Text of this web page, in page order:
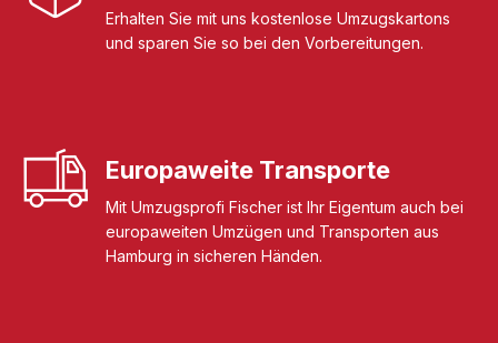
Erhalten Sie mit uns kostenlose Umzugskartons
und sparen Sie so bei den Vorbereitungen.
Europaweite Transporte
Mit Umzugsprofi Fischer ist Ihr Eigentum auch bei
europaweiten Umzügen und Transporten aus
Hamburg in sicheren Händen.